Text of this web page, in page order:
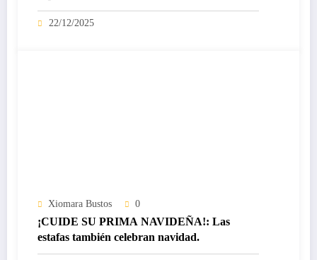
certificado Nivel IV de ICREA
22/12/2025
Xiomara Bustos 0
¡CUIDE SU PRIMA NAVIDEÑA!: Las
estafas también celebran navidad.